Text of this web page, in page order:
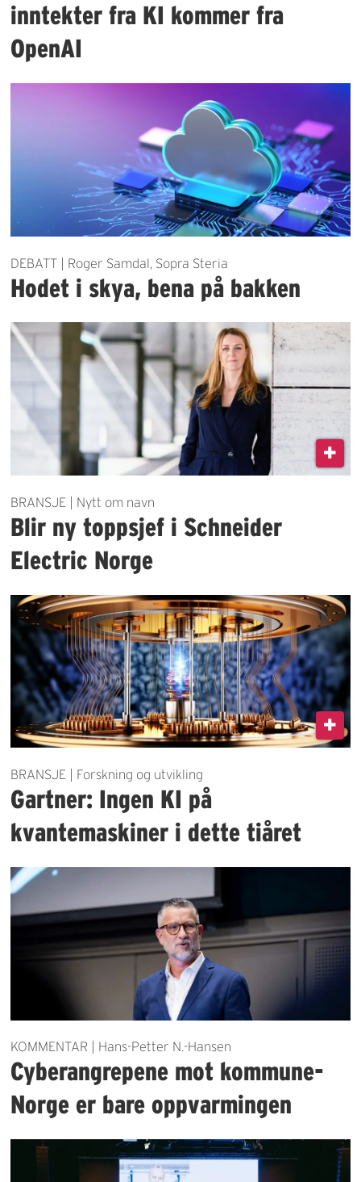
inntekter fra KI kommer fra
OpenAI
DEBATT | Roger Samdal, Sopra Steria
Hodet i skya, bena på bakken
BRANSJE | Nytt om navn
Blir ny toppsjef i Schneider
Electric Norge
BRANSJE | Forskning og utvikling
Gartner: Ingen KI på
kvantemaskiner i dette tiåret
KOMMENTAR | Hans-Petter N.-Hansen
Cyberangrepene mot kommune-
Norge er bare oppvarmingen